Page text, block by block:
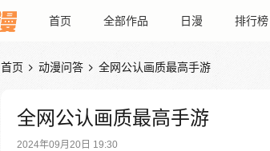
首页 全部作品 日漫 排行榜
首页  动漫问答  全网公认画质最高手游
全网公认画质最高手游
2024年09月20日 19:30